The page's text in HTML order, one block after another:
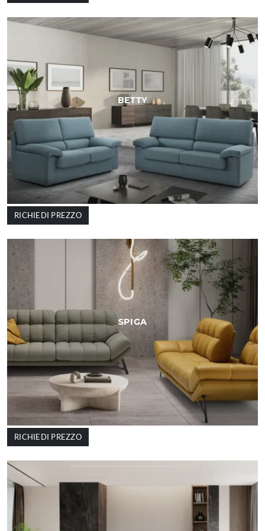
BETTY
RICHIEDI PREZZO
SPIGA
RICHIEDI PREZZO